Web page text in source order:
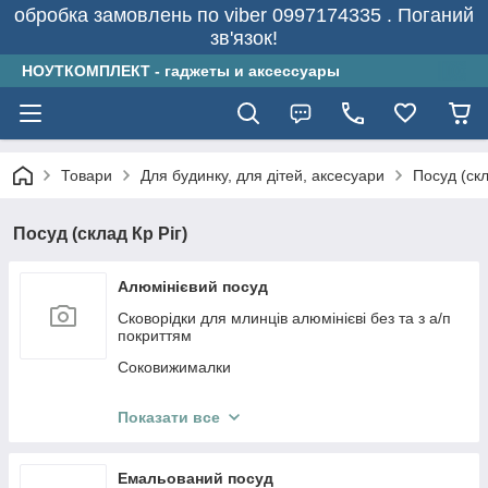
обробка замовлень по viber 0997174335 . Поганий
зв'язок!
НОУТКОМПЛЕКТ - гаджеты и аксессуары
Товари Для будинку, для дітей, аксесуари Посуд
Посуд (склад Кр Ріг)
Алюмінієвий посуд
Сковорідки для млинців алюмінієві без та з а/п
покриттям
Соковижималки
Показати все
Емальований посуд